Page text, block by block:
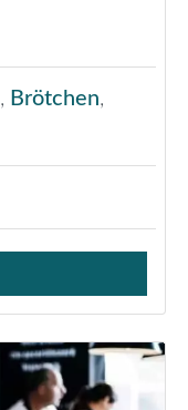
, Brötchen,